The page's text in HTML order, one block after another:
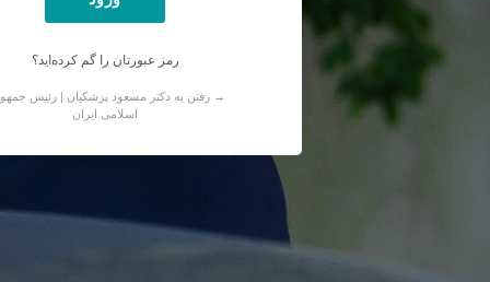
رمز عبورتان را گم کرده‌اید؟
→ رفتن به دکتر مسعود پزشکیان | رئیس
اسلامی ایران